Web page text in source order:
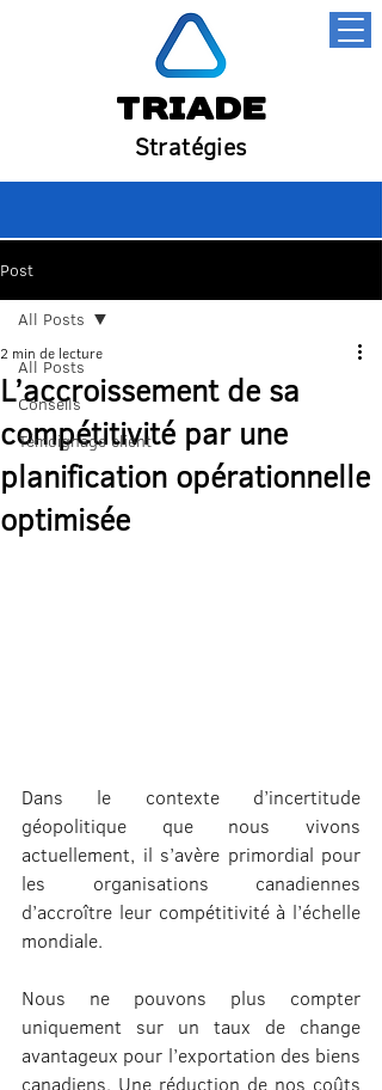
Triade
Stratégies
Post
All Posts
Conseils
Témoignage client
All Posts
L’accroissement de sa
compétitivité par une
planification opérationnelle
optimisée
2 min de lecture
Dans le contexte d’incertitude
géopolitique que nous vivons
actuellement, il s’avère primordial pour
les organisations canadiennes
d’accroître leur compétitivité à l’échelle
mondiale.
Nous ne pouvons plus compter
uniquement sur un taux de change
avantageux pour l’exportation des biens
canadiens. Une réduction de nos coûts